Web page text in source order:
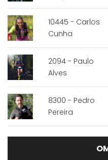
10445 - Carlos
Cunha
2094 - Paulo
Alves
8300 - Pedro
Pereira